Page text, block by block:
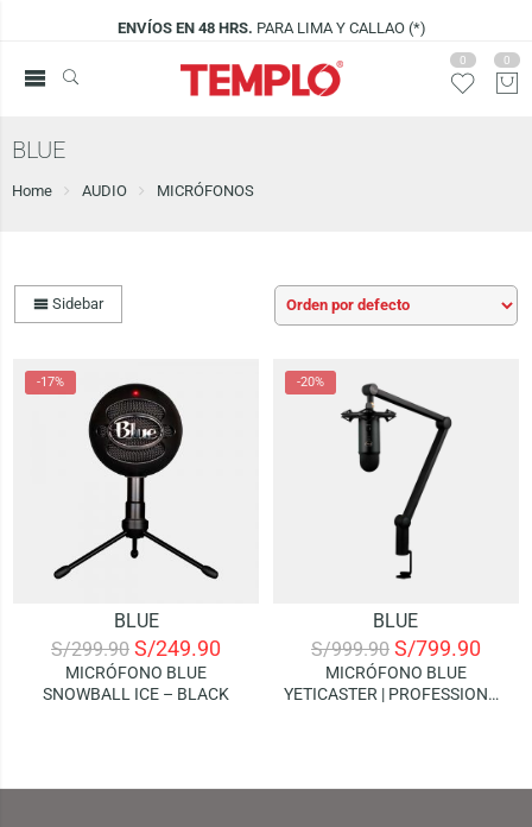
ENVÍOS EN 48 HRS. PARA LIMA Y CALLAO (*)
0 0
BLUE
Home AUDIO MICRÓFONOS
Sidebar
-17%
BLUE
S/299.90 S/249.90
MICRÓFONO BLUE
SNOWBALL ICE – BLACK
-20%
BLUE
S/999.90 S/799.90
MICRÓFONO BLUE
YETICASTER | PROFESSIONAL